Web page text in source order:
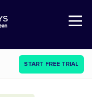
Open Nav
START FREE TRIAL